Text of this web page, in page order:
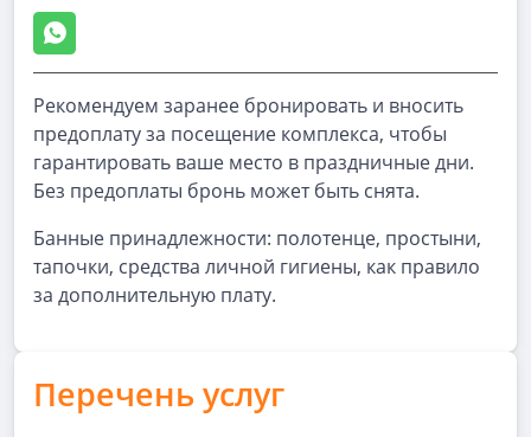
Рекомендуем заранее бронировать и вносить
предоплату за посещение комплекса, чтобы
гарантировать ваше место в праздничные дни.
Без предоплаты бронь может быть снята.
Банные принадлежности: полотенце, простыни,
тапочки, средства личной гигиены, как правило
за дополнительную плату.
Перечень услуг